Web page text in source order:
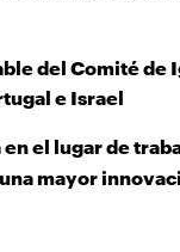
del Comité de
e Israel
el lugar de
mayor